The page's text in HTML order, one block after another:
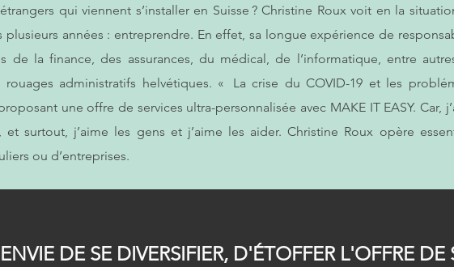
qui viennent s’installer en Suisse ? Christine Roux voit en la
années : entreprendre. En effet, sa longue expérience de
de la finance, des assurances, du médical, de l’informatique, entre
administratifs helvétiques. « La crise du COVID-19 et les
une offre de services ultra-personnalisée avec MAKE IT EASY. Car,
surtout, j’aime les gens et j’aime les aider. Christine Roux opère
ou d’entreprises.
DE SE DIVERSIFIER, D'ÉTOFFER L'OFFRE DE